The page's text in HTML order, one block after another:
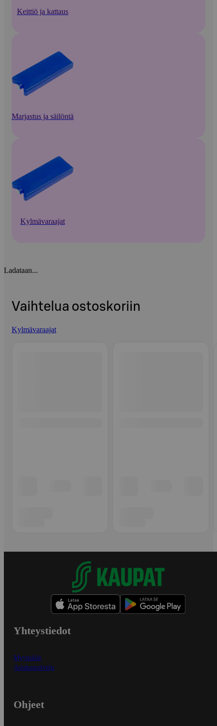
Keittiö ja kattaus
Marjastus ja säilöntä
Kylmävaraajat
Ladataan...
Vaihtelua ostoskoriin
Kylmävaraajat
Yhteystiedot
Myymälät
Asiakaspalvelu
Ohjeet